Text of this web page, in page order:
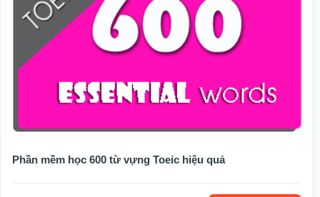
Phần mềm học 600 từ vựng Toeic hiệu quả